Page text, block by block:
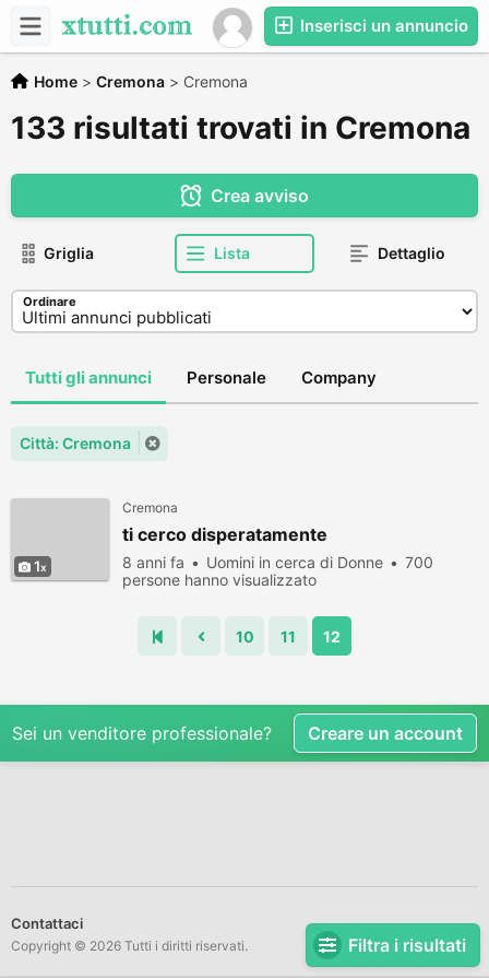
Inserisci un annuncio
Home > Cremona > Cremona
133 risultati trovati in Cremona
Filtra i risultati
Crea avviso
Griglia Lista Dettaglio
Ordinare
Tutti gli annunci Personale Company
Città: Cremona
1
Cremona
ti cerco disperatamente
8 anni fa Uomini in cerca di Donne
700
persone hanno visualizzato
10 11 12
Sei un venditore professionale? Creare un account
Contattaci
Copyright © 2026 Tutti i diritti riservati.